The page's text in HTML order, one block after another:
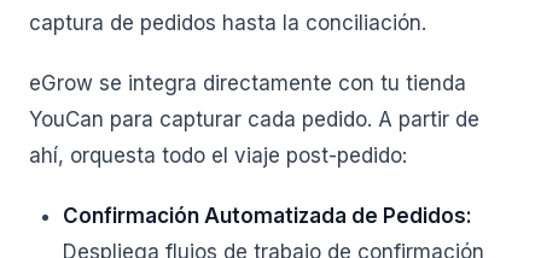
captura de pedidos hasta la conciliación.
eGrow se integra directamente con tu tienda
YouCan para capturar cada pedido. A partir de
ahí, orquesta todo el viaje post-pedido:
Confirmación Automatizada de Pedidos:
Despliega flujos de trabajo de confirmación